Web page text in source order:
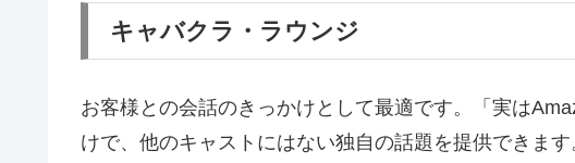
キャバクラ・ラウンジ
お客様との会話のきっかけとして最適です。「実は
けで、他のキャストにはない独自の話題を提供できま